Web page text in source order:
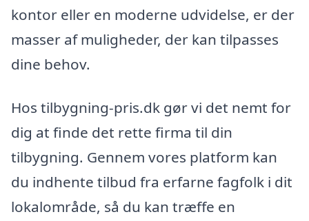
kontor eller en moderne udvidelse, er der
masser af muligheder, der kan tilpasses
dine behov.
Hos tilbygning-pris.dk gør vi det nemt for
dig at finde det rette firma til din
tilbygning. Gennem vores platform kan
du indhente tilbud fra erfarne fagfolk i dit
lokalområde, så du kan træffe en